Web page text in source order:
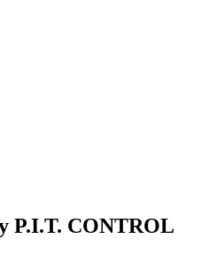
P.I.T. CONTROL